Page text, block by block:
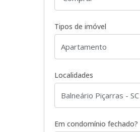
Tipos de imóvel
Localidades
Em condomínio fechado?